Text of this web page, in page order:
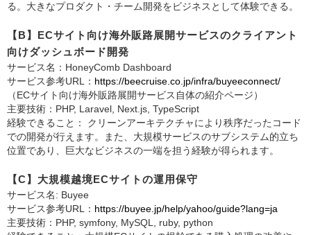
る。大きなプロダクト・チーム開発をビジネスとして体験できる。
【B】ECサイト向け海外販路展開サービスのクライアント
向けダッシュボード開発
サービス名：HoneyComb Dashboard
サービス参考URL： https://beecruise.co.jp/infra/buyeeconnect/
（ECサイト向け海外販路展開サービス自体の紹介ページ）
主要技術：PHP, Laravel, Next.js, TypeScript
経験できること： クリーンアーキテクチャにより秩序だったコード
での開発が行えます。また、大規模サービスのサブシステム的立ち
位置であり、巨大なビジネスの一端を担う経験が得られます。
【C】大規模越境ECサイトの運用保守
サービス名: Buyee
サービス参考URL： https://buyee.jp/help/yahoo/guide?lang=ja
主要技術：PHP, symfony, MySQL, ruby, python